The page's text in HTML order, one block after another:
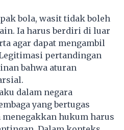
bola, wasit tidak boleh
Ia harus berdiri di luar
agar dapat mengambil
pertandingan
bahwa aturan
dalam negara
yang bertugas
hukum harus